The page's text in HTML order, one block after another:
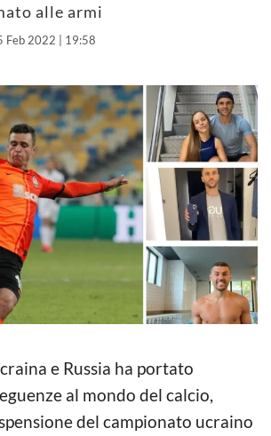
alle armi
Feb 2022 | 19:58
e Russia ha portato
al mondo del calcio,
del campionato ucraino